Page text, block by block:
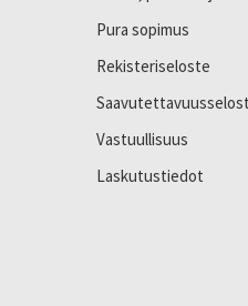
Pura sopimus
Rekisteriseloste
Vastuullisuus
Laskutustiedot